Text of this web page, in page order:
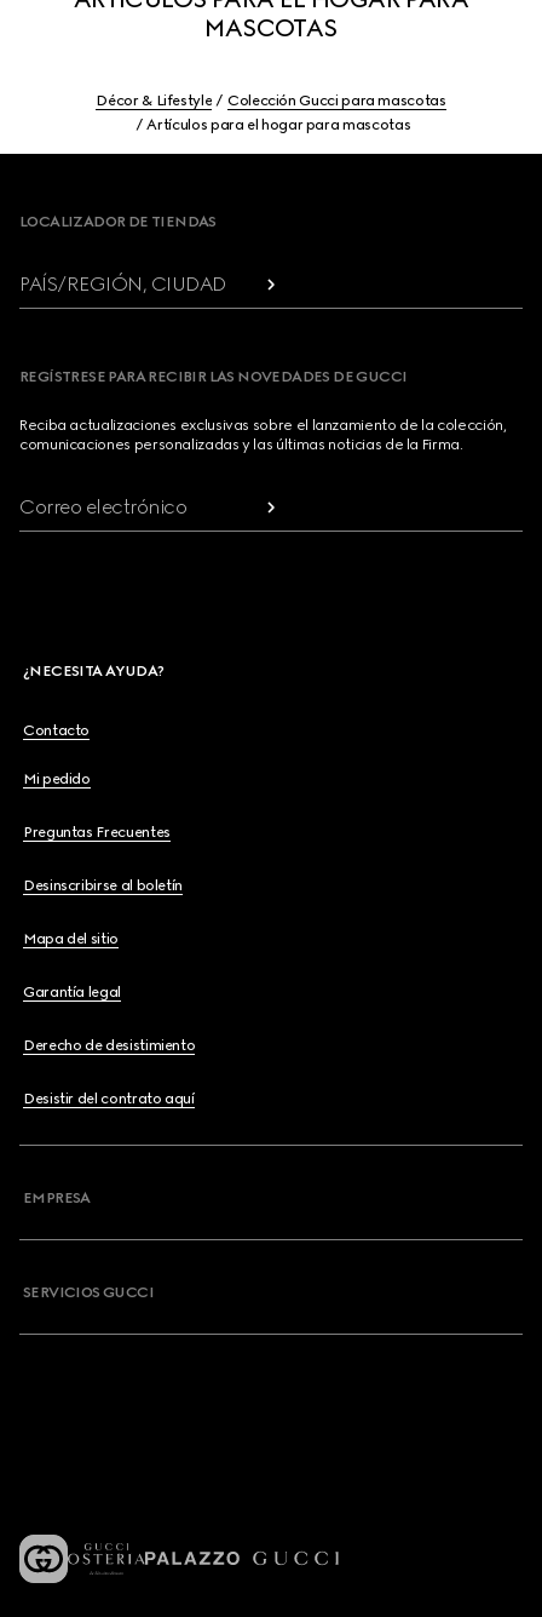
MASCOTAS
Décor & Lifestyle
Colección Gucci para mascotas
Artículos para el hogar para mascotas
LOCALIZADOR DE TIENDAS
PAÍS/REGIÓN, CIUDAD
REGÍSTRESE PARA RECIBIR LAS NOVEDADES DE GUCCI
Reciba actualizaciones exclusivas sobre el lanzamiento de la colección,
comunicaciones personalizadas y las últimas noticias de la Firma.
Correo electrónico
¿NECESITA AYUDA?
Contacto
Mi pedido
Preguntas Frecuentes
Desinscribirse al boletín
Mapa del sitio
Garantía legal
Derecho de desistimiento
Desistir del contrato aquí
EMPRESA
SERVICIOS GUCCI